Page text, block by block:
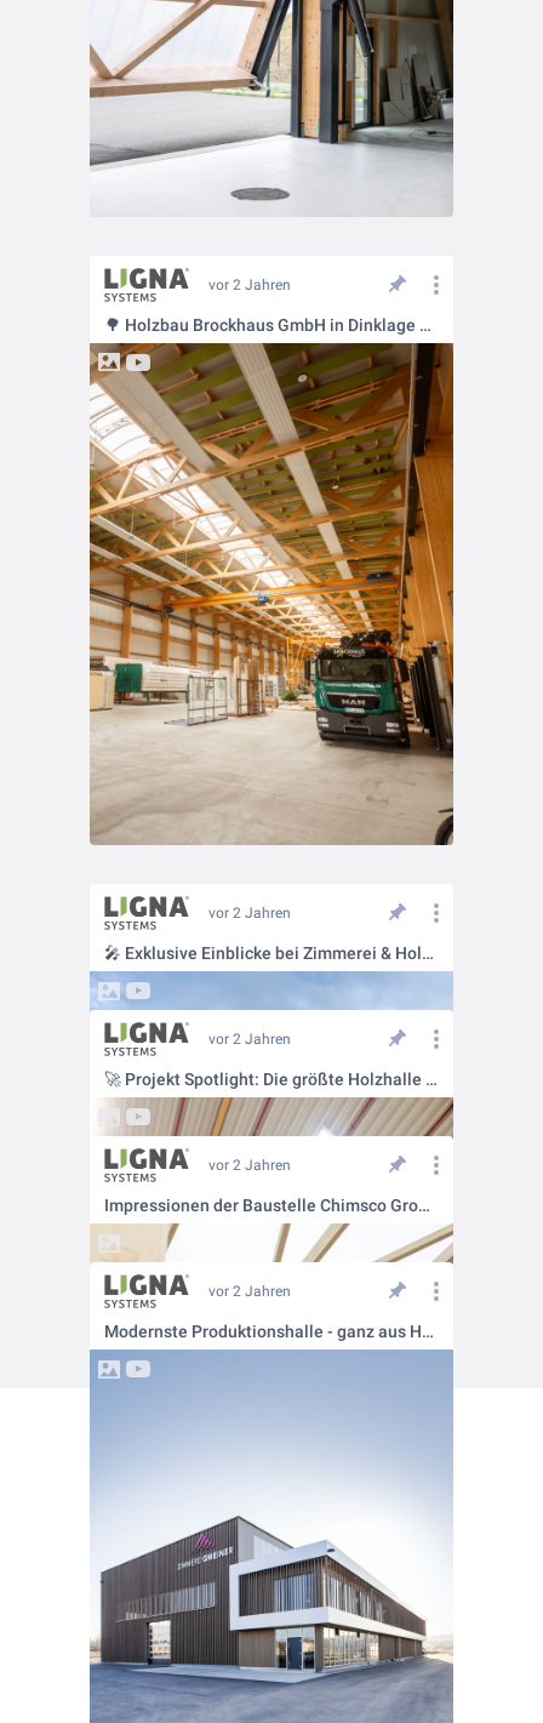
vor 2 Jahren
🌳 Holzbau Brockhaus GmbH in Dinklage präsentiert: Nachhaltiges Wachstum mit Weitblick!
vor 2 Jahren
🎤 Exklusive Einblicke bei Zimmerei & Holzbau Stamm!
vor 2 Jahren
🚀 Projekt Spotlight: Die größte Holzhalle Deutschlands steht in Neuötting!
vor 2 Jahren
Impressionen der Baustelle Chimsco Groupe
vor 2 Jahren
Modernste Produktionshalle - ganz aus Holz 🌱🏭